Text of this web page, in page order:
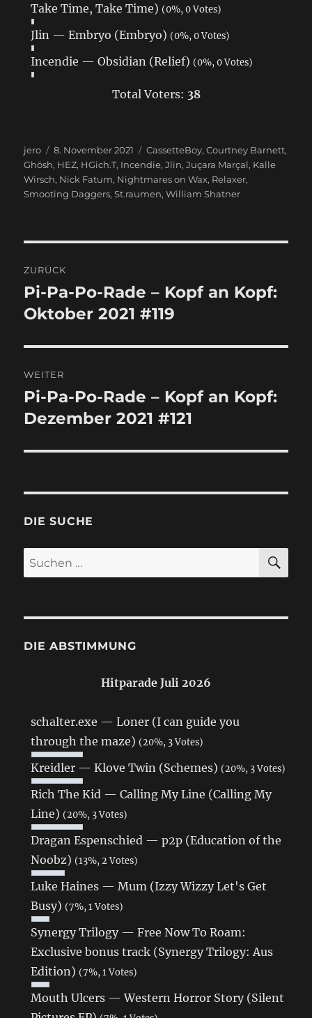
Take Time, Take Time) (0%, 0 Votes)
Jlin — Embryo (Embryo) (0%, 0 Votes)
Incendie — Obsidian (Relief) (0%, 0 Votes)
Total Voters: 38
Autor
jero
Veröffentlicht
am
8. November 2021 Schlagwörter
CassetteBoy,Courtney Barnett,
Ghösh, HEZ, HGich.T, Incendie,Jlin,Juçara Marçal, Kalle
Wirsch, Nick Fatum, Nightmares on Wax, Relaxer,
Smooting Daggers,St.raumen,William Shatner
ZURÜCK
Vorheriger
Beitrag:
Pi-Pa-Po-Rade – Kopf an Kopf:
Oktober 2021 #119
WEITER
Nächster
Beitrag:
Pi-Pa-Po-Rade – Kopf an Kopf:
Dezember 2021 #121
DIE SUCHE
Suchen
nach:
DIE ABSTIMMUNG
Hitparade Juli 2026
schalter.exe — Loner (I can guide you
through the maze) (20%, 3 Votes)
Kreidler — Klove Twin (Schemes) (20%, 3 Votes)
Rich The Kid — Calling My Line (Calling My
Line) (20%, 3 Votes)
Dragan Espenschied — p2p (Education of the
Noobz) (13%, 2 Votes)
Luke Haines — Mum (Izzy Wizzy Let's Get
Busy) (7%, 1 Votes)
Synergy Trilogy — Free Now To Roam:
Exclusive bonus track (Synergy Trilogy: Aus
Edition) (7%, 1 Votes)
Mouth Ulcers — Western Horror Story (Silent